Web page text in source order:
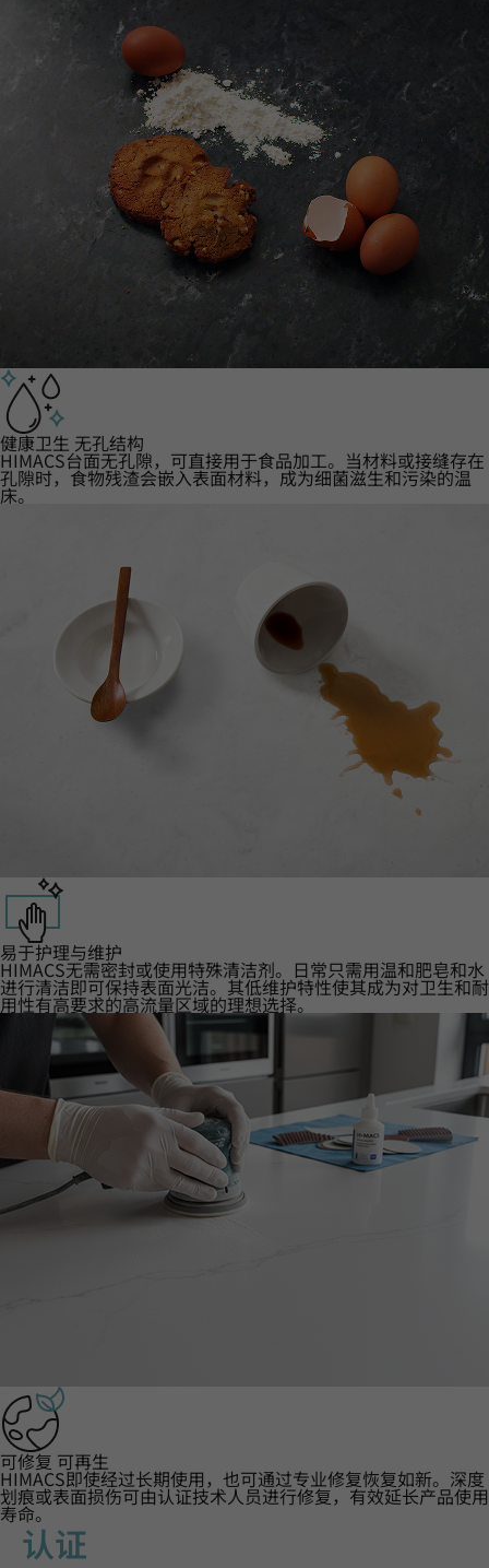
健康卫生 无孔结构
HIMACS台面无孔隙，可直接用于食品加工。当材料或接缝存在
孔隙时，食物残渣会嵌入表面材料，成为细菌滋生和污染的温
床。
易于护理与维护
HIMACS无需密封或使用特殊清洁剂。日常只需用温和肥皂和水
进行清洁即可保持表面光洁。其低维护特性使其成为对卫生和耐
用性有高要求的高流量区域的理想选择。
可修复 可再生
HIMACS即使经过长期使用，也可通过专业修复恢复如新。深度
划痕或表面损伤可由认证技术人员进行修复，有效延长产品使用
寿命。
认证‌